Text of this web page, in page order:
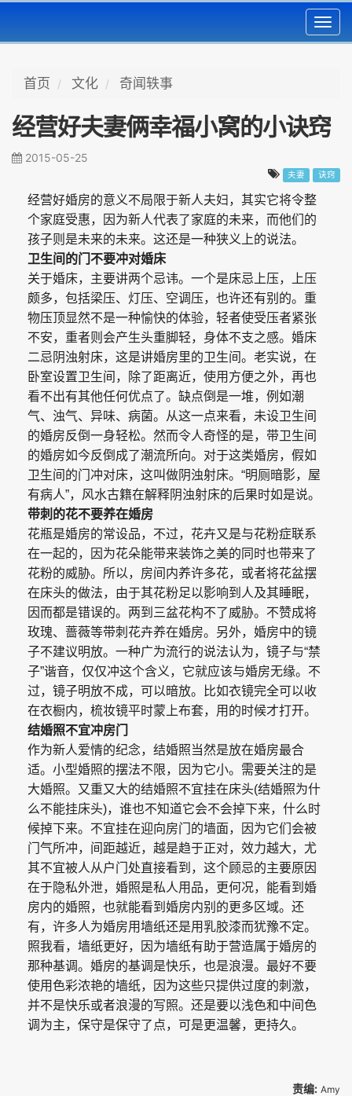
首页 文化 奇闻轶事
经营好夫妻俩幸福小窝的小诀窍
2015-05-25
夫妻 诀窍
经营好婚房的意义不局限于新人夫妇，其实它将令整
个家庭受惠，因为新人代表了家庭的未来，而他们的
孩子则是未来的未来。这还是一种狭义上的说法。
卫生间的门不要冲对婚床
关于婚床，主要讲两个忌讳。一个是床忌上压，上压
颇多，包括梁压、灯压、空调压，也许还有别的。重
物压顶显然不是一种愉快的体验，轻者使受压者紧张
不安，重者则会产生头重脚轻，身体不支之感。婚床
二忌阴浊射床，这是讲婚房里的卫生间。老实说，在
卧室设置卫生间，除了距离近，使用方便之外，再也
看不出有其他任何优点了。缺点倒是一堆，例如潮
气、浊气、异味、病菌。从这一点来看，未设卫生间
的婚房反倒一身轻松。然而令人奇怪的是，带卫生间
的婚房如今反倒成了潮流所向。对于这类婚房，假如
卫生间的门冲对床，这叫做阴浊射床。“明厕暗影，屋
有病人”，风水古籍在解释阴浊射床的后果时如是说。
带刺的花不要养在婚房
花瓶是婚房的常设品，不过，花卉又是与花粉症联系
在一起的，因为花朵能带来装饰之美的同时也带来了
花粉的威胁。所以，房间内养许多花，或者将花盆摆
在床头的做法，由于其花粉足以影响到人及其睡眠，
因而都是错误的。两到三盆花构不了威胁。不赞成将
玫瑰、蔷薇等带刺花卉养在婚房。另外，婚房中的镜
子不建议明放。一种广为流行的说法认为，镜子与“禁
子”谐音，仅仅冲这个含义，它就应该与婚房无缘。不
过，镜子明放不成，可以暗放。比如衣镜完全可以收
在衣橱内，梳妆镜平时蒙上布套，用的时候才打开。
结婚照不宜冲房门
作为新人爱情的纪念，结婚照当然是放在婚房最合
适。小型婚照的摆法不限，因为它小。需要关注的是
大婚照。又重又大的结婚照不宜挂在床头(结婚照为什
么不能挂床头)，谁也不知道它会不会掉下来，什么时
候掉下来。不宜挂在迎向房门的墙面，因为它们会被
门气所冲，间距越近，越是趋于正对，效力越大，尤
其不宜被人从户门处直接看到，这个顾忌的主要原因
在于隐私外泄，婚照是私人用品，更何况，能看到婚
房内的婚照，也就能看到婚房内别的更多区域。还
有，许多人为婚房用墙纸还是用乳胶漆而犹豫不定。
照我看，墙纸更好，因为墙纸有助于营造属于婚房的
那种基调。婚房的基调是快乐，也是浪漫。最好不要
使用色彩浓艳的墙纸，因为这些只提供过度的刺激，
并不是快乐或者浪漫的写照。还是要以浅色和中间色
调为主，保守是保守了点，可是更温馨，更持久。
责编: Amy